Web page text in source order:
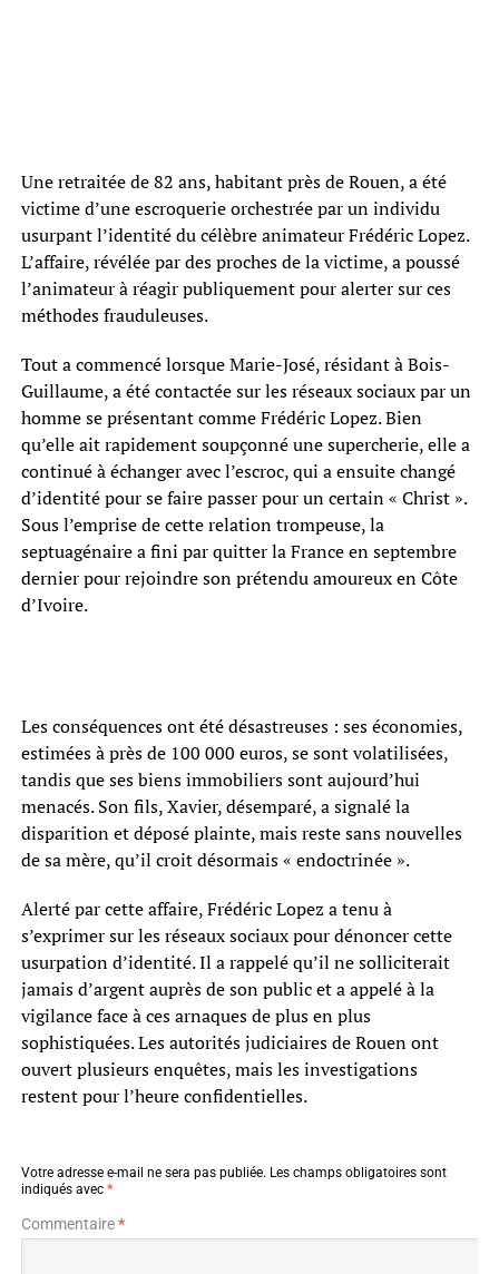
Une retraitée de 82 ans, habitant près de Rouen, a été
victime d’une escroquerie orchestrée par un individu
usurpant l’identité du célèbre animateur Frédéric Lopez.
L’affaire, révélée par des proches de la victime, a poussé
l’animateur à réagir publiquement pour alerter sur ces
méthodes frauduleuses.
Tout a commencé lorsque Marie-José, résidant à Bois-
Guillaume, a été contactée sur les réseaux sociaux par un
homme se présentant comme Frédéric Lopez. Bien
qu’elle ait rapidement soupçonné une supercherie, elle a
continué à échanger avec l’escroc, qui a ensuite changé
d’identité pour se faire passer pour un certain « Christ ».
Sous l’emprise de cette relation trompeuse, la
septuagénaire a fini par quitter la France en septembre
dernier pour rejoindre son prétendu amoureux en Côte
d’Ivoire.
Les conséquences ont été désastreuses : ses économies,
estimées à près de 100 000 euros, se sont volatilisées,
tandis que ses biens immobiliers sont aujourd’hui
menacés. Son fils, Xavier, désemparé, a signalé la
disparition et déposé plainte, mais reste sans nouvelles
de sa mère, qu’il croit désormais « endoctrinée ».
Alerté par cette affaire, Frédéric Lopez a tenu à
s’exprimer sur les réseaux sociaux pour dénoncer cette
usurpation d’identité. Il a rappelé qu’il ne solliciterait
jamais d’argent auprès de son public et a appelé à la
vigilance face à ces arnaques de plus en plus
sophistiquées. Les autorités judiciaires de Rouen ont
ouvert plusieurs enquêtes, mais les investigations
restent pour l’heure confidentielles.
Votre adresse e-mail ne sera pas publiée. Les champs obligatoires sont
indiqués avec *
Commentaire*